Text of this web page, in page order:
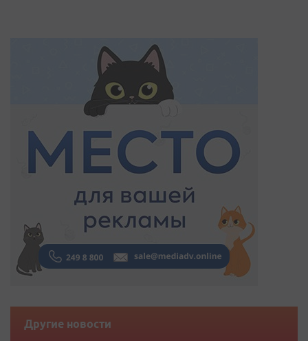
Другие новости